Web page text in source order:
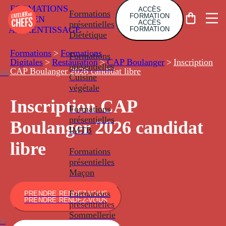
FORMATIONS
EN
APPRENTISSAGE
Formations
présentielles
Diététique
Formations
présentielles
Cuisine
végétale
Formations
présentielles
IMTB
Formations
présentielles
Maçon
Formations
présentielles
Sommellerie
ACCÈS
FORMATION
ACCÈS
FORMATION
Formations > Formations
Digitales > Restauration > CAP Boulanger > Inscription
CAP Boulanger 2026 candidat libre
Inscription CAP
Boulanger 2026 candidat
libre
PRENDRE RENDEZ-VOUS
PRENDRE RENDEZ-VOUS